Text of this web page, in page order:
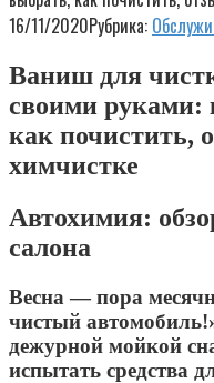
16/11/2020Рубрика:
Ваниш для
своими руками:
как почистить,
химчистке
Автохимия:
салона
Весна — пора
чистый
дежурной мойкой
испытать средства